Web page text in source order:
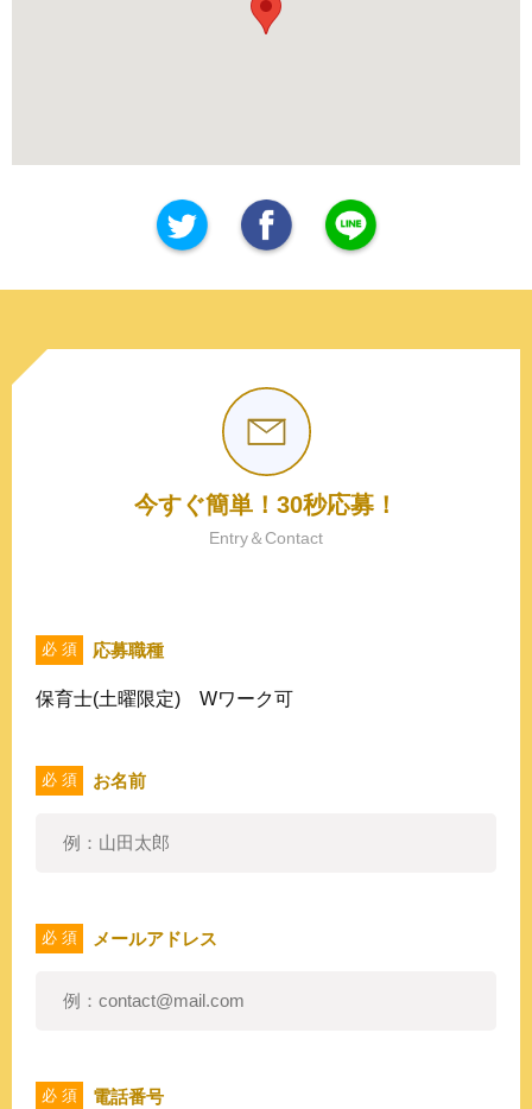
今すぐ簡単！30秒応募！
Entry＆Contact
必 須 応募職種
保育士(土曜限定) Wワーク可
必 須 お名前
必 須 メールアドレス
必 須 電話番号